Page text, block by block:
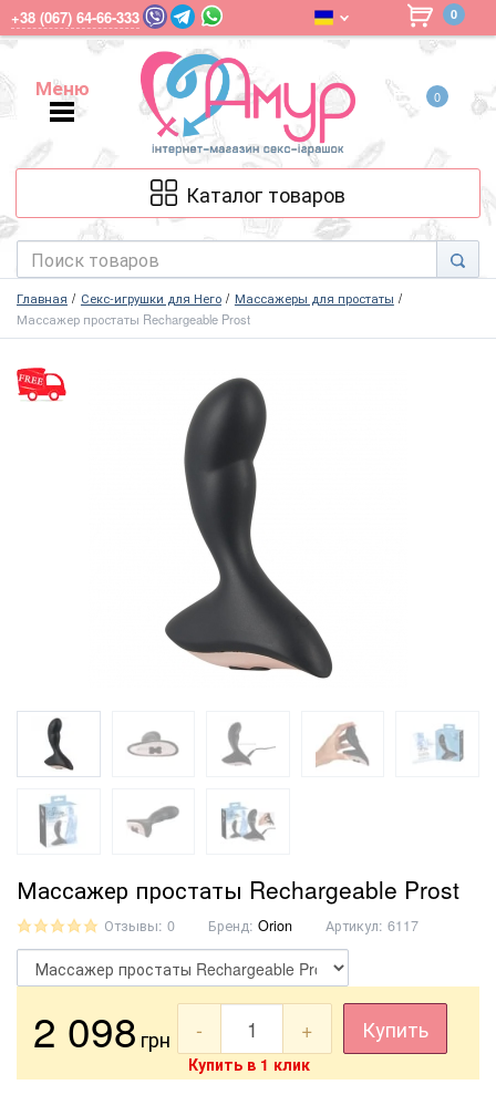
+38 (067) 64-66-333 0
Меню
Меню
0
Каталог товаров
Главная Секс-игрушки для Него
Массажеры для простаты
Массажер простаты Rechargeable Prost
Массажер простаты Rechargeable Prost
Отзывы: 0 Бренд: Orion Артикул: 6117
2 098 грн - + Купить
Купить в 1 клик